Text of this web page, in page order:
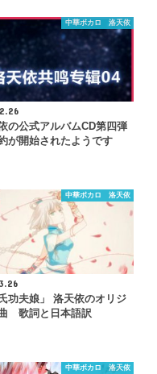
中華ボカロ 洛天依
の公式アルバムCD第四弾
が開始されたようです
中華ボカロ 洛天依
氏功夫娘」 洛天依のオリジ
歌詞と日本語訳
中華ボカロ 洛天依